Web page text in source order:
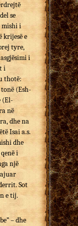
se
mishi i
krijesë e
tyre,
i
i
thotë:
(Esh-
(El-
në
dhe na
Isai a.s.
dhe
i
një
Sot
e tij.
– dhe